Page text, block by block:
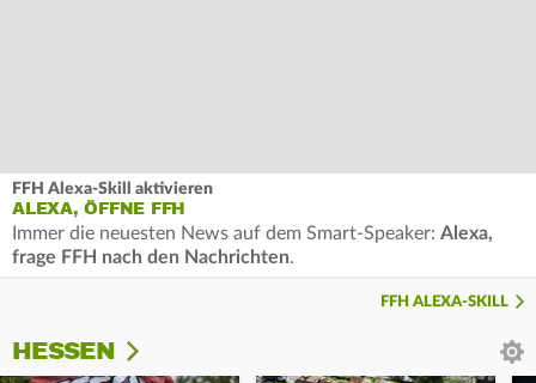
FFH Alexa-Skill aktivieren
ALEXA, ÖFFNE FFH
Immer die neuesten News auf dem Smart-Speaker: Alexa,
frage FFH nach den Nachrichten.
FFH ALEXA-SKILL
HESSEN